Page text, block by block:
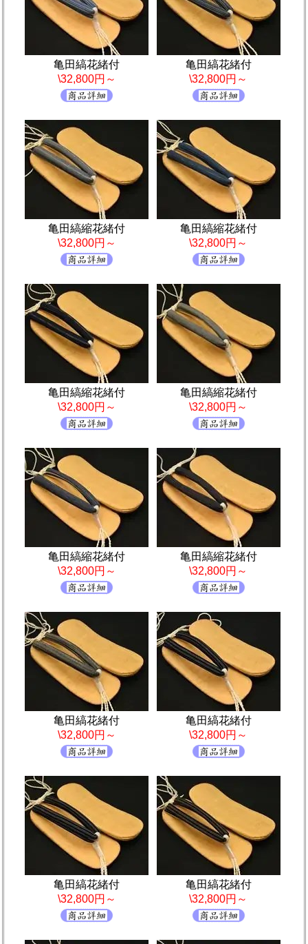
亀田縞花緒付
\32,800円～
亀田縞花緒付
\32,800円～
亀田縞縮花緒付
\32,800円～
亀田縞縮花緒付
\32,800円～
亀田縞縮花緒付
\32,800円～
亀田縞縮花緒付
\32,800円～
亀田縞縮花緒付
\32,800円～
亀田縞縮花緒付
\32,800円～
亀田縞花緒付
\32,800円～
亀田縞花緒付
\32,800円～
亀田縞花緒付
\32,800円～
亀田縞花緒付
\32,800円～